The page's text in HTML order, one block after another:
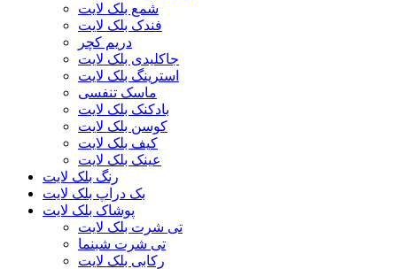
شمع بلک لایت
فندک بلک لایت
دریم کچر
جاکلیدی بلک لایت
استرینگ بلک لایت
ماسک تنفسی
بادکنک بلک لایت
کوسن بلک لایت
کیف بلک لایت
عینک بلک لایت
رنگ بلک لایت
بک دراپ بلک لایت
پوشاک بلک لایت
تی شرت بلک لایت
تی شرت شبنما
رکابی بلک لایت